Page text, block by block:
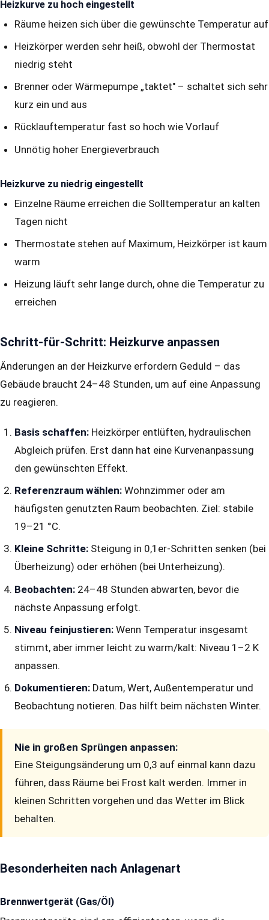
Heizkurve zu hoch eingestellt
Räume heizen sich über die gewünschte Temperatur auf
Heizkörper werden sehr heiß, obwohl der Thermostat
niedrig steht
Brenner oder Wärmepumpe „taktet" – schaltet sich sehr
kurz ein und aus
Rücklauftemperatur fast so hoch wie Vorlauf
Unnötig hoher Energieverbrauch
Heizkurve zu niedrig eingestellt
Einzelne Räume erreichen die Solltemperatur an kalten
Tagen nicht
Thermostate stehen auf Maximum, Heizkörper ist kaum
warm
Heizung läuft sehr lange durch, ohne die Temperatur zu
erreichen
Schritt-für-Schritt: Heizkurve anpassen
Änderungen an der Heizkurve erfordern Geduld – das
Gebäude braucht 24–48 Stunden, um auf eine Anpassung
zu reagieren.
Basis schaffen: Heizkörper entlüften, hydraulischen
Abgleich prüfen. Erst dann hat eine Kurvenanpassung
den gewünschten Effekt.
Referenzraum wählen: Wohnzimmer oder am
häufigsten genutzten Raum beobachten. Ziel: stabile
19–21 °C.
Kleine Schritte: Steigung in 0,1er-Schritten senken (bei
Überheizung) oder erhöhen (bei Unterheizung).
Beobachten: 24–48 Stunden abwarten, bevor die
nächste Anpassung erfolgt.
Niveau feinjustieren: Wenn Temperatur insgesamt
stimmt, aber immer leicht zu warm/kalt: Niveau 1–2 K
anpassen.
Dokumentieren: Datum, Wert, Außentemperatur und
Beobachtung notieren. Das hilft beim nächsten Winter.
Nie in großen Sprüngen anpassen:
Eine Steigungsänderung um 0,3 auf einmal kann dazu
führen, dass Räume bei Frost kalt werden. Immer in
kleinen Schritten vorgehen und das Wetter im Blick
behalten.
Besonderheiten nach Anlagenart
Brennwertgerät (Gas/Öl)